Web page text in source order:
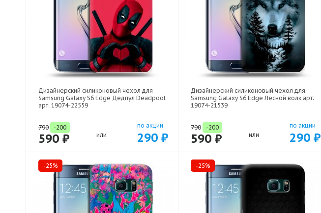
Дизайнерский силиконовый чехол для
Samsung Galaxy S6 Edge Дедпул Deadpool
арт: 19074-22559
790 -200
590 ₽ или
по акции
290 ₽
Дизайнерский силиконовый чехол для
Samsung Galaxy S6 Edge Лесной волк арт:
19074-21539
790 -200
590 ₽ или
по акции
290 ₽
-25% -25%